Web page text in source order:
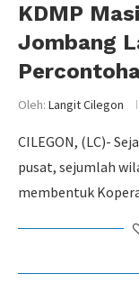
KDMP
Jombang
Oleh: Langit Cilegon
CILEGON, (LC)-
pusat, sejumlah
membentuk